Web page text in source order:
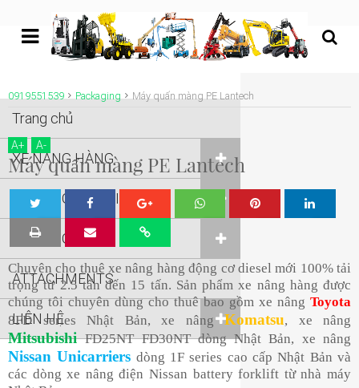
0919551539 Packaging Máy quấn màng PE Lantech
A+ A-
Máy quấn màng PE Lantech
eet
Sha
re
Sha
re
re
re
Chuyên cho thuê xe nâng hàng động cơ diesel mới 100% tải
trọng từ 2.5 tấn đến 15 tấn. Sản phẩm xe nâng hàng được
chúng tôi chuyên dùng cho thuê bao gồm xe nâng Toyota
8FD series Nhật Bản, xe nângKomatsu, xe nâng
Mitsubishi FD25NT FD30NT dòng Nhật Bản, xe nâng
Nissan Unicarriers dòng 1F series cao cấp Nhật Bản và
các dòng xe nâng điện Nissan battery forklift từ nhà máy
undefined
Trang chủ
XE NÂNG HÀNG
XE NÂNG NGƯỜI
XE NÂNG KHÁC
ATTACHMENTS
LIÊN HỆ